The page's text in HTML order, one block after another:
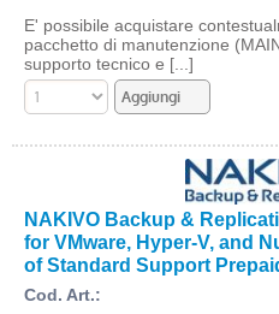
E' possibile acquistare
pacchetto di manutenzione
supporto tecnico e [...]
NAKIVO Backup &
for VMware, Hyper-V, and
of Standard Support
Cod. Art.: